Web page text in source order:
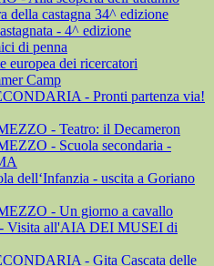
della castagna 34^ edizione
- 4^ edizione
di penna
europea dei ricercatori
Camp
- Pronti partenza via!
- Teatro: il Decameron
- Scuola secondaria -
dell‘Infanzia - uscita a Goriano
- Un giorno a cavallo
Visita all'AIA DEI MUSEI di
- Gita Cascata delle